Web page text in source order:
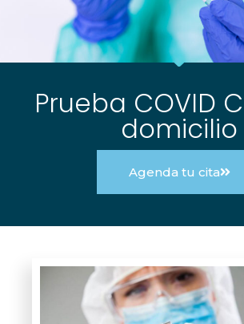
Prueba COVID
domicilio
Agenda tu cita